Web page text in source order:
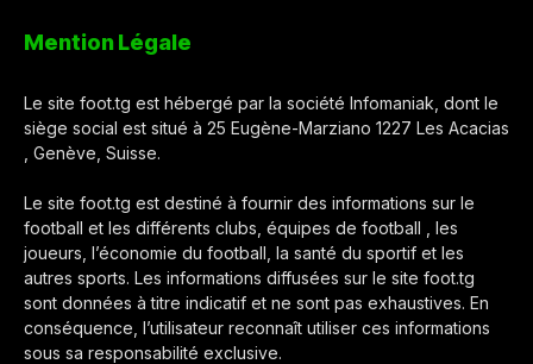
Mention Légale
Le site foot.tg est hébergé par la société Infomaniak, dont le
siège social est situé à 25 Eugène-Marziano 1227 Les Acacias
, Genève, Suisse.
Le site foot.tg est destiné à fournir des informations sur le
football et les différents clubs, équipes de football , les
joueurs, l’économie du football, la santé du sportif et les
autres sports. Les informations diffusées sur le site foot.tg
sont données à titre indicatif et ne sont pas exhaustives. En
conséquence, l’utilisateur reconnaît utiliser ces informations
sous sa responsabilité exclusive.